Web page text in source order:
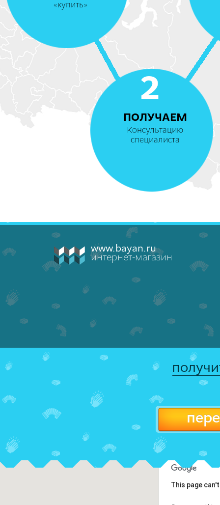
«купить»
2
ПОЛУЧАЕМ
Консультацию
специалиста
www.bayan.ru
интернет-магазин
This page